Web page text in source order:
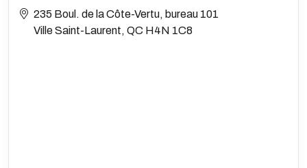
235 Boul. de la Côte-Vertu, bureau 101
Ville Saint-Laurent, QC H4N 1C8